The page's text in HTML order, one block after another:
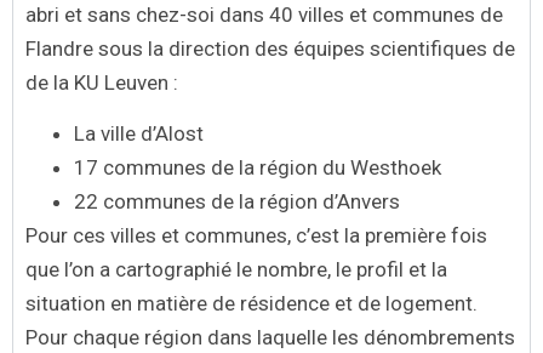
abri et sans chez-soi dans 40 villes et communes de
Flandre sous la direction des équipes scientifiques de
de la KU Leuven :
La ville d’Alost
17 communes de la région du Westhoek
22 communes de la région d’Anvers
Pour ces villes et communes, c’est la première fois
que l’on a cartographié le nombre, le profil et la
situation en matière de résidence et de logement.
Pour chaque région dans laquelle les dénombrements